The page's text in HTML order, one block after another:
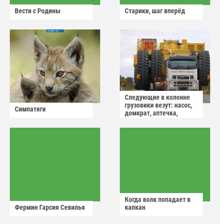
Вести с Родины Старики, шаг вперёд
Симпатяги
Следующие в колонне
грузовики везут: насос,
домкрат, аптечка,
Фермин Гарсия Севилья
Когда волк попадает в
капкан